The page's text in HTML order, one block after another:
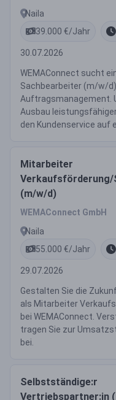
Naila
39.000 €/Jahr
30.07.2026
WEMAConnect sucht
Sachbearbeiter (m/w/
Auftragsmanagement.
Ausbau
den Kundenservice auf
Mitarbeiter
Verkaufsförderung/
(m/w/d)
WEMAConnect GmbH
Naila
55.000 €/Jahr
29.07.2026
Gestalten Sie die
als Mitarbeiter
bei WEMAConnect.
tragen Sie zur
bei.
Selbstständige:r
Vertriebspartner:in